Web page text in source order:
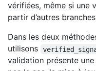
vérifiées, même si une
partir d’autres
Dans les deux
utilisons
validation présente une